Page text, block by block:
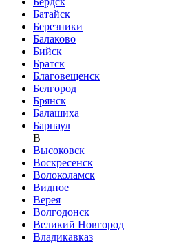
Батайск
Березники
Балаково
Бийск
Братск
Благовещенск
Белгород
Брянск
Балашиха
Барнаул
В
Высоковск
Воскресенск
Волоколамск
Видное
Верея
Волгодонск
Великий Новгород
Владикавказ